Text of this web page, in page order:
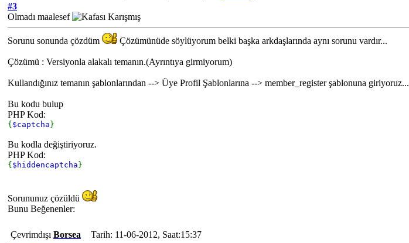
#3
Olmadı maalesef
Sorunu sonunda çözdüm Çözümünüde söylüyorum belki başka arkdaşlarında aynı sorunu vardır...
Çözümü : Versiyonla alakalı temanın.(Ayrıntıya girmiyorum)
Kullandığınız temanın şablonlarından --> Üye Profil Şablonlarına --> member_register şablonuna giriyoruz...
Bu kodu bulup
PHP Kod:
{ $captcha }
Bu kodla değiştiriyoruz.
PHP Kod:
{ $hiddencaptcha }
Sorununuz çözüldü
Bunu Beğenenler:
Çevrimdışı Borsea Tarih: 11-06-2012, Saat:15:37